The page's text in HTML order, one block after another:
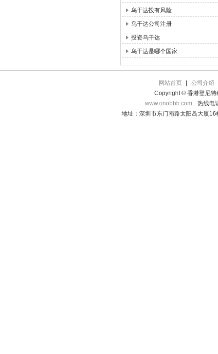
乌干达投有风险
乌干达公司注册
投资乌干达
乌干达是哪个国家
网站首页
公司介绍
Copyright © 香港登尼特
www.onobbb.com
热线电
地址：深圳市东门南路太阳岛大厦